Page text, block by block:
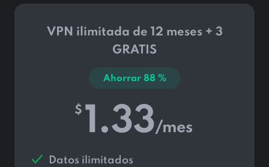
VPN ilimitada de 12 meses + 3
GRATIS
Ahorrar 88 %
$ 1.33/mes
Datos ilimitados